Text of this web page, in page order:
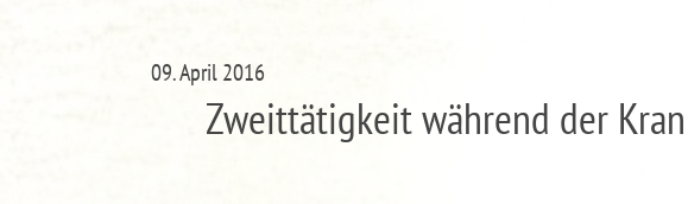
09. April 2016
Zweittätigkeit während der